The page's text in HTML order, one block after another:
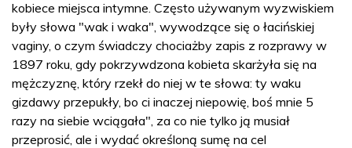
kobiece miejsca intymne. Często używanym wyzwiskiem
były słowa "wak i waka", wywodzące się o łacińskiej
vaginy, o czym świadczy chociażby zapis z rozprawy w
1897 roku, gdy pokrzywdzona kobieta skarżyła się na
mężczyznę, który rzekł do niej w te słowa: ty waku
gizdawy przepukły, bo ci inaczej niepowię, boś mnie 5
razy na siebie wciągała", za co nie tylko ją musiał
przeprosić, ale i wydać określoną sumę na cel